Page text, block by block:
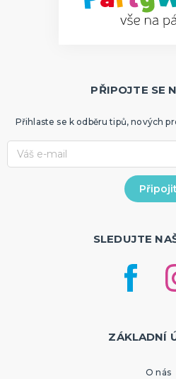
PŘIPOJTE SE
Přihlaste se k odběru tipů, nových
SLEDUJTE
ZÁKLADNÍ
O nás